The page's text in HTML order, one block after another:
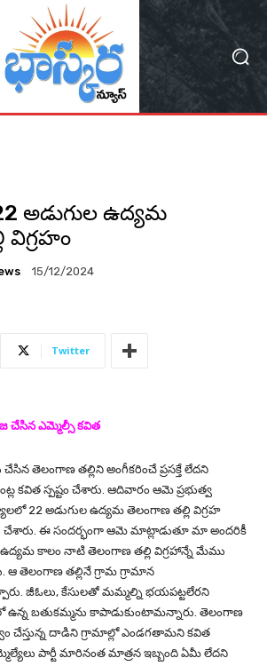
అడుగుల ఉద్యమ
15/12/2024
Twitter
చేసిన ఎమ్మెల్సీ కవిత
చేసిన తెలంగాణ తల్లిని అంగీకరించే ప్రసక్తే లేదని
కవిత స్పష్టం చేశారు. ఆదివారం ఆమె ప్రభుత్వ
22 అడుగుల ఉద్యమ తెలంగాణ తల్లి విగ్రహ
చేశారు. ఈ సందర్భంగా ఆమె మాట్లాడుతూ మా అందరికీ
ఉద్యమ కాలం నాటి తెలంగాణ తల్లి విగ్రహాన్నే మేము
ఆ తెలంగాణ తల్లినే గ్రామ గ్రామాన
జీఓలు, కేసులతో మమ్మల్ని భయపట్టలేరని
ఉన్న బతుకమ్మను కాపాడుకుంటామన్నారు. తెలంగాణ
చేస్తున్న దాడిని గ్రామాల్లో ఎండగతామని కవిత
పార్టీ మారినంత మాత్రన ఇబ్బంది ఏమీ లేదని